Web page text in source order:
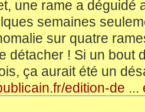
une rame a déguidé
semaines
sur quatre
détacher ! Si un bout
ça aurait été un
edition-de ...